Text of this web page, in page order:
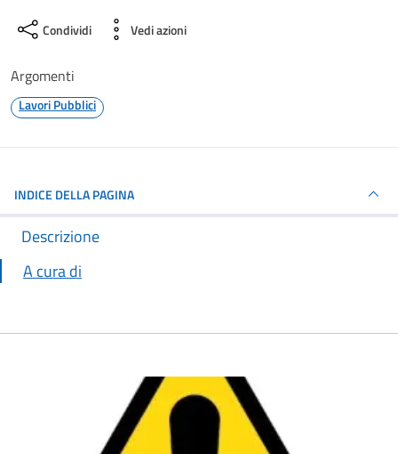
Condividi Vedi azioni
Argomenti
Lavori Pubblici
INDICE DELLA PAGINA
Descrizione
A cura di